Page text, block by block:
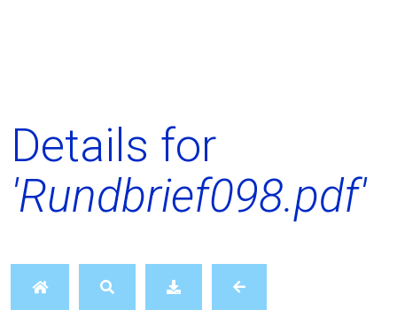
Details for
'Rundbrief098.pdf'